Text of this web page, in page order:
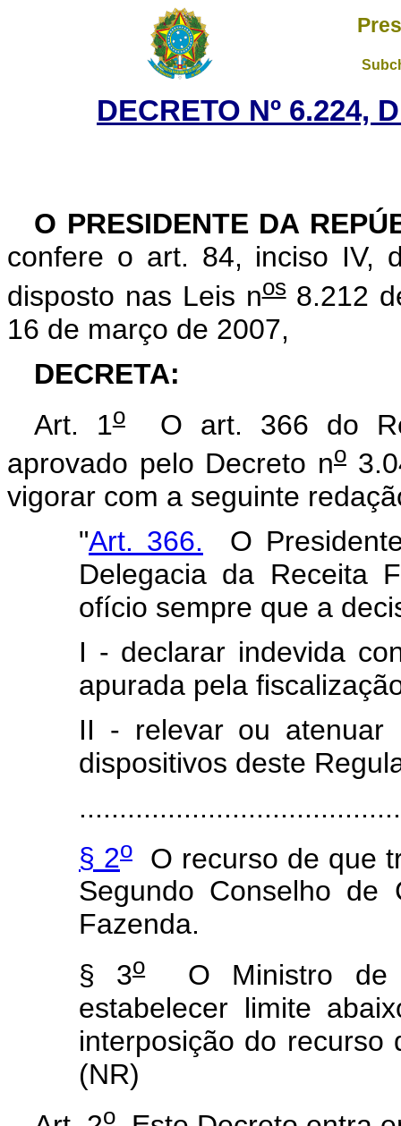
DECRETO Nº 6.224,
O PRESIDENTE DA
confere o art. 84, inciso IV,
disposto nas Leis nos8.212
16 de março de 2007,
DECRETA:
Art. 1oO art. 366 do
aprovado pelo Decreto no
vigorar com a seguinte
"Art. 366. O
Delegacia da Receita
ofício sempre que a
I - declarar indevida
apurada pela
II - relevar ou atenuar
dispositivos deste
§ 2o O recurso de que
Segundo Conselho de
Fazenda.
§ 3oO Ministro de
estabelecer limite
interposição do recurso
(NR)
o